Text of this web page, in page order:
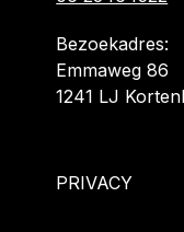
Bezoekadres:
Emmaweg 86
1241 LJ
PRIVACY